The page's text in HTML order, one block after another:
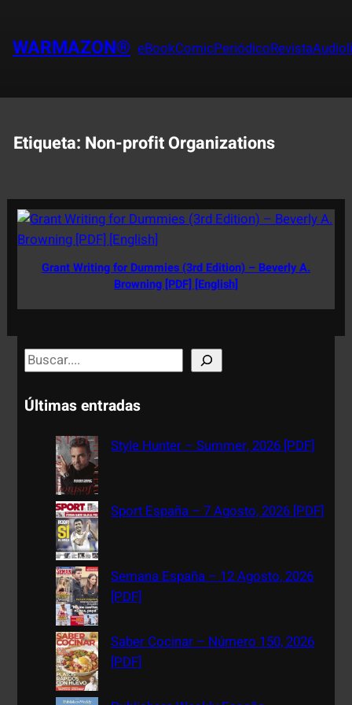
contenido
WARMAZON® eBookComicPeriódicoRevista
Etiqueta: Non-profit Organizations
Grant Writing for Dummies (3rd Edition) – Beverly A.
Browning [PDF] [English]
S
e
a
Últimas entradas
Style Hunter – Summer, 2026 [PDF]
Sport España – 7 Agosto, 2026 [PDF]
Semana España – 12 Agosto, 2026
[PDF]
Saber Cocinar – Número 150, 2026
[PDF]